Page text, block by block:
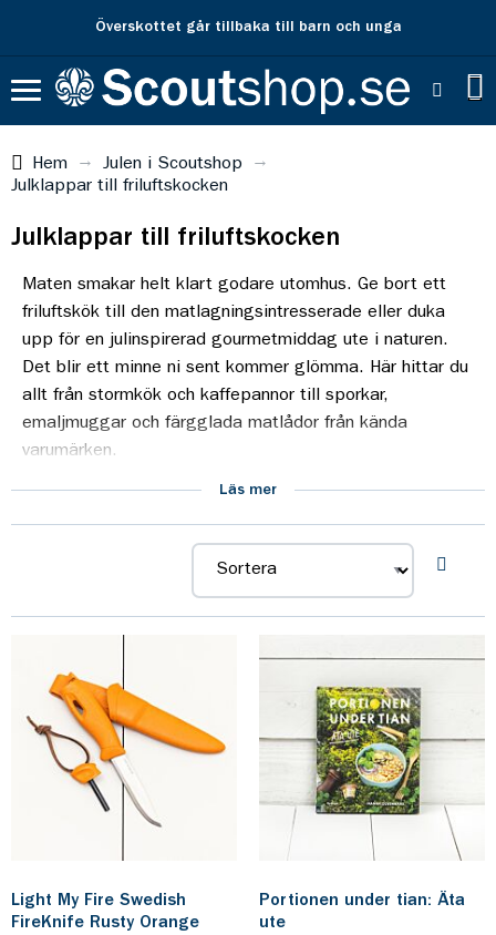
Fri frakt över 500 kr
Hem
Julen i Scoutshop
Julklappar till friluftskocken
Julklappar till friluftskocken
Maten smakar helt klart godare utomhus. Ge bort ett
friluftskök till den matlagningsintresserade eller duka
upp för en julinspirerad gourmetmiddag ute i naturen.
Det blir ett minne ni sent kommer glömma. Här hittar du
allt från stormkök och kaffepannor till sporkar,
emaljmuggar och färgglada matlådor från kända
varumärken.
Hitta fler inspirerande julklappsidéer bland våra andra
julklappskategorier:Julklappar under 150 kr,150-500
till den händiga till naturälskaren
gåvor som passar extra bra som
Läs mer
Light My Fire Swedish
FireKnife Rusty Orange
Portionen under tian: Äta
ute